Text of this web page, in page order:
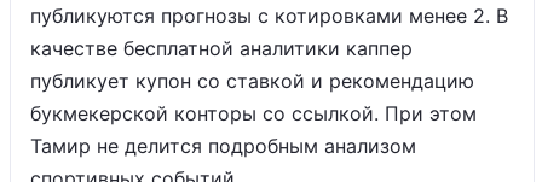
публикуются прогнозы с котировками менее 2. В
качестве бесплатной аналитики каппер
публикует купон со ставкой и рекомендацию
букмекерской конторы со ссылкой. При этом
Тамир не делится подробным анализом